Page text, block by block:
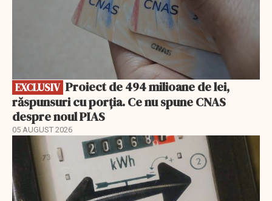
EXCLUSIV
răspunsuri cu porția. Ce nu spune CNAS
despre noul PIAS
05 AUGUST 2026